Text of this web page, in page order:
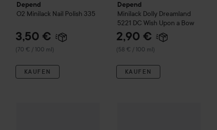
Depend
O2 Minilack Nail Polish 335
3,50 €
(70 € / 100 ml)
KAUFEN
Depend
Minilack Dolly Dreamland
5221 DC Wish Upon a Bow
2,90 €
(58 € / 100 ml)
KAUFEN